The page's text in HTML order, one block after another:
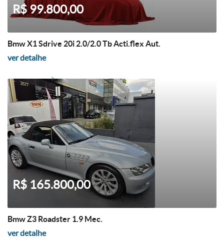
R$ 99.800,00
Bmw X1 Sdrive 20i 2.0/2.0 Tb Acti.flex Aut.
ver detalhe
R$ 165.800,00
Bmw Z3 Roadster 1.9 Mec.
ver detalhe